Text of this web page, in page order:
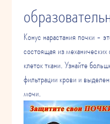
Конус нарастания почки -
состоящая из механических
клеток ткани. Узнайте
фильтрации крови и
мочи.